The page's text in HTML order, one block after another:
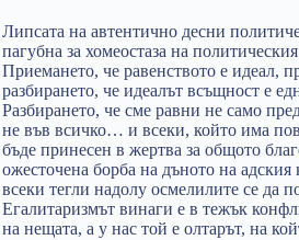
Липсата на автентично десни
пагубна за хомеостаза на
Приемането, че равенството е идеал,
разбирането, че идеалът всъщност е
Разбирането, че сме равни не само
не във всичко… и всеки, който има
бъде принесен в жертва за общото
ожесточена борба на дъното на адския
всеки тегли надолу осмелилите се да
Егалитаризмът винаги е в тежък
на нещата, а у нас той е олтарът, на